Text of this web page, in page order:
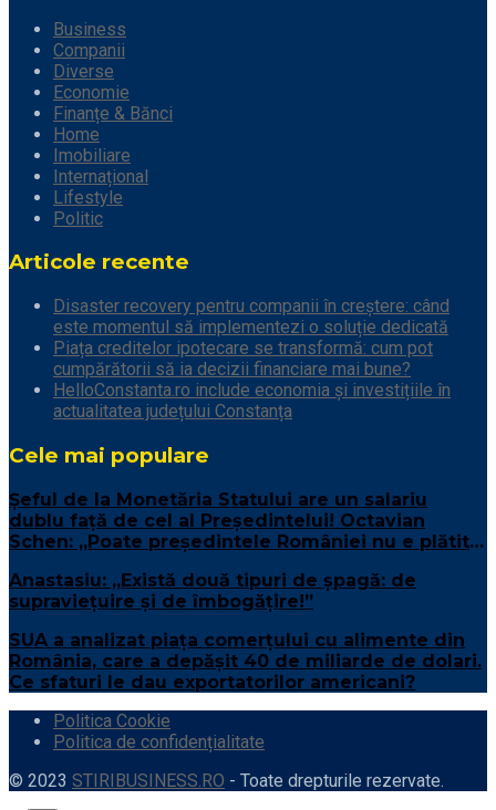
Business
Companii
Diverse
Economie
Finanțe & Bănci
Home
Imobiliare
Internațional
Lifestyle
Politic
Articole recente
Disaster recovery pentru companii în creștere: când
este momentul să implementezi o soluție dedicată
Piața creditelor ipotecare se transformă: cum pot
cumpărătorii să ia decizii financiare mai bune?
HelloConstanta.ro include economia și investițiile în
actualitatea județului Constanța
Cele mai populare
Șeful de la Monetăria Statului are un salariu
dublu față de cel al Președintelui! Octavian
Schen: „Poate președintele României nu e plătit
Anastasiu: „Există două tipuri de șpagă: de
supraviețuire și de îmbogățire!”
SUA a analizat piața comerțului cu alimente din
România, care a depășit 40 de miliarde de dolari.
Ce sfaturi le dau exportatorilor americani?
Politica Cookie
Politica de confidențialitate
© 2023 STIRIBUSINESS.RO - Toate drepturile rezervate.